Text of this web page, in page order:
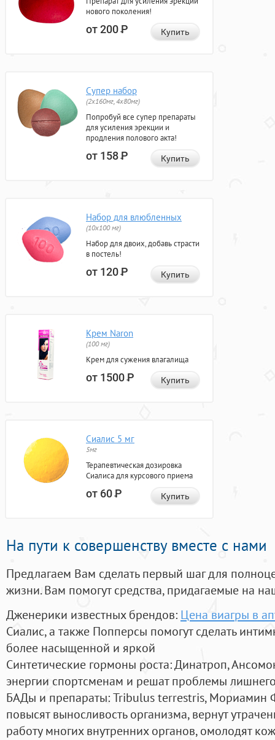
нового поколения!
от 200Р Купить
Супер набор
(2х160мг, 4х80мг)
Попробуй все супер препараты
для усиления эрекции и
продления полового акта!
от 158Р Купить
Набор для влюбленных
(10х100 мг)
Набор для двоих, добавь страсти
в постель!
от 120Р Купить
Крем Naron
(100 мг)
Крем для сужения влагалища
от 1500Р Купить
Сиалис 5 мг
5мг
Терапевтическая дозировка
Сиалиса для курсового приема
от 60Р Купить
На пути к совершенству вместе с нами
Предлагаем Вам сделать первый шаг для
жизни. Вам помогут средства, придагаемые на
Дженерики известных брендов: Цена виагры в
Сиалис, а также Попперсы помогут сделать
более насыщенной и яркой
Синтетические гормоны роста: Динатроп,
энергии спортсменам и решат проблемы
БАДы и препараты:Tribulus terrestris, Мориамин
повысят выносливость организма, вернут
работу многих внутренних органов, омолодят